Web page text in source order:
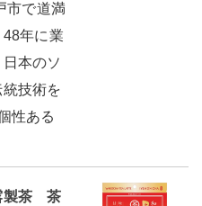
市で道満
年に業
本のソ
技術を
性ある
製茶 茶